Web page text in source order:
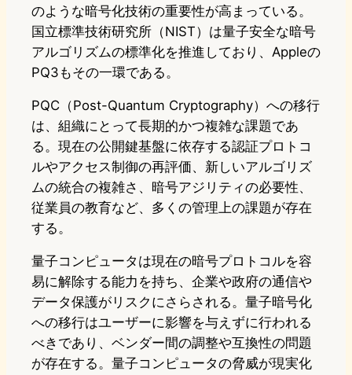
のような暗号化技術の重要性が高まっている。
国立標準技術研究所（NIST）は量子安全な暗号
アルゴリズムの標準化を推進しており、Appleの
PQ3もその一環である。
PQC（Post-Quantum Cryptography）への移行
は、組織にとって長期的かつ複雑な課題であ
る。現在の公開鍵基盤に依存する認証プロトコ
ルやアクセス制御の再評価、新しいアルゴリズ
ムの統合の複雑さ、暗号アジリティの必要性、
従業員の教育など、多くの管理上の課題が存在
する。
量子コンピュータは現在の暗号プロトコルを容
易に解除する能力を持ち、企業や政府の通信や
データ保護がリスクにさらされる。量子暗号化
への移行はユーザーに影響を与えずに行われる
べきであり、ベンダー間の調整や互換性の問題
が存在する。量子コンピュータの脅威が現実化